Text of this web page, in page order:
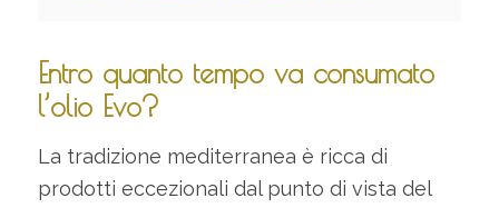
Entro quanto tempo va consumato
l’olio Evo?
La tradizione mediterranea è ricca di
prodotti eccezionali dal punto di vista del